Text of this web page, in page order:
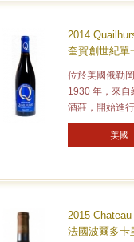
2014
奎賀創世紀單
位於美國俄勒
1930 年，來
酒莊，開始進
美國
2015
法國波爾多卡